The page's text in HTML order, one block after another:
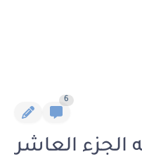
6
الجزء العاشر